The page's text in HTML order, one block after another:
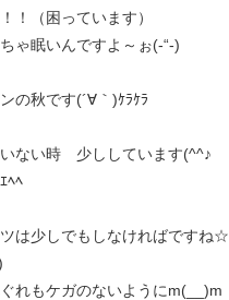
！（困っています）
ゃ眠いんですよ～ぉ(-“-)
の秋です(´∀｀)ｹﾗｹﾗ
ない時 少ししています(^^♪
ﾍﾍ
は少しでもしなければですね☆
れもケガのないようにm(__)m